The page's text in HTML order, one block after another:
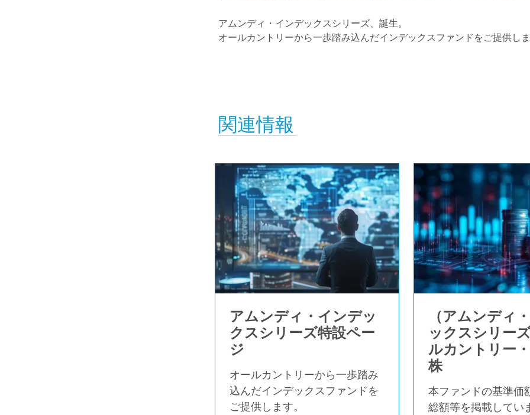
アムンディ・インデックスシリーズ、誕生。
オールカントリーから一歩踏み込んだインデックスファンドをご提供し
関連情報
アムンディ・インデッ
クスシリーズ特設ペー
ジ
オールカントリーから一歩踏み
込んだインデックスファンドを
ご提供します。
（アムンディ
ックスシリー
ルカントリー
株
本ファンドの基準価
総額等を掲載してい